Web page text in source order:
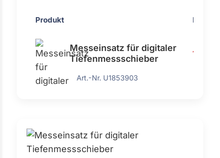
Produkt Preis
Messeinsatz für digitaler
Tiefenmessschieber
Art.-Nr. U1853903